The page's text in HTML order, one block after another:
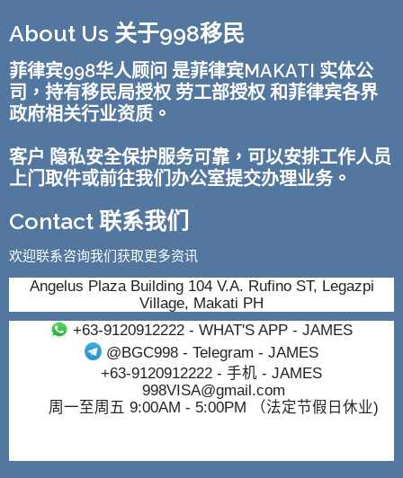
About Us 关于998移民
菲律宾998华人顾问 是菲律宾MAKATI 实体公
司，持有移民局授权 劳工部授权 和菲律宾各界
政府相关行业资质。
客户 隐私安全保护服务可靠，可以安排工作人员
上门取件或前往我们办公室提交办理业务。
Contact 联系我们
欢迎联系咨询我们获取更多资讯
Angelus Plaza Building 104 V.A. Rufino ST, Legazpi
Village, Makati PH
+63-9120912222- WHAT'S APP - JAMES
@BGC998 - Telegram - JAMES
+63-9120912222- 手机 - JAMES
998VISA@gmail.com
周一至周五 9:00AM - 5:00PM （法定节假日休业)